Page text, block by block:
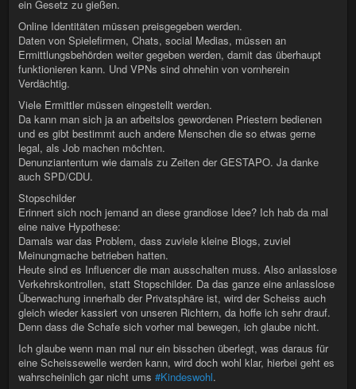
ein Gesetz zu gießen.
Online Identitäten müssen preisgegeben werden.
Daten von Spielefirmen, Chats, social Medias, müssen an
Ermittlungsbehörden weiter gegeben werden, damit das überhaupt
funktionieren kann. Und VPNs sind ohnehin von vornherein
Verdächtig.
Viele Ermittler müssen eingestellt werden.
Da kann man sich ja an arbeitslos gewordenen Priestern bedienen
und es gibt bestimmt auch andere Menschen die so etwas gerne
legal, als Job machen möchten.
Denunziantentum wie damals zu Zeiten der GESTAPO. Ja danke
auch SPD/CDU.
Stopschilder
Erinnert sich noch jemand an diese grandiose Idee? Ich hab da mal
eine naive Hypothese:
Damals war das Problem, dass zuviele kleine Blogs, zuviel
Meinungmache betrieben hatten.
Heute sind es Influencer die man ausschalten muss. Also anlasslose
Verkehrskontrollen, statt Stopschilder. Da das ganze eine anlasslose
Überwachung innerhalb der Privatsphäre ist, wird der Scheiss auch
gleich wieder kassiert von unseren Richtern, da hoffe ich sehr drauf.
Denn dass die Schafe sich vorher mal bewegen, ich glaube nicht.
Ich glaube wenn man mal nur ein bisschen überlegt, was daraus für
eine Scheissewelle werden kann, wird doch wohl klar, hierbei geht es
wahrscheinlich gar nicht ums #Kindeswohl.